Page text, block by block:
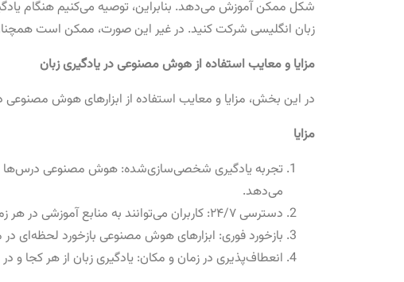
شکل ممکن آموزش می‌دهد. بنابراین، توصیه می‌کنیم هنگام
زبان انگلیسی شرکت کنید. در غیر این صورت، ممکن است
مزایا و معایب استفاده از هوش مصنوعی در یادگیری زبان
در این بخش، مزایا و معایب استفاده از ابزارهای هوش مصنوعی
مزایا
تجربه یادگیری شخصی‌سازی‌شده: هوش مصنوعی درس‌ها و
می‌دهد.
دسترسی ۲۴/۷: کاربران می‌توانند به منابع آموزشی در هر زمان و مکان دسترسی داشته باشند.
بازخورد فوری: ابزارهای هوش مصنوعی بازخورد لحظه‌ای در
انعطاف‌پذیری در زمان و مکان: یادگیری زبان از هر کجا